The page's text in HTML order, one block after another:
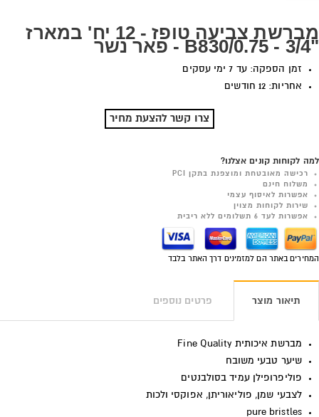
מברשת צביעה טופז - 12 יח' במארז
"3/4 - B830/0.75 - פאר נשר
זמן הספקה: עד 7 ימי עסקים
אחריות: 12 חודשים
צרו קשר להצעת מחיר
למה לקוחות קונים אצלנו?
רכישה מאובטחת ומוצפנת בתקן PCI
משלוח חינם
אפשרות לאיסוף עצמי
שירות לקוחות מצוין
אפשרות לעד 6 תשלומים ללא ריבית
המחירים באתר הם למזמינים דרך האתר בלבד
תיאור מוצר פרטים נוספים
מברשת איכותית
שיער טבעי משובח
פוליפרופילן עמיד בסולבנטים
לצבעי שמן, פוליאוריתן, אפוקסי ולכות
pure bristles